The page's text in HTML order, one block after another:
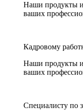
Наши продукты и
ваших
Кадровому
Наши продукты и
ваших
Специалисту по